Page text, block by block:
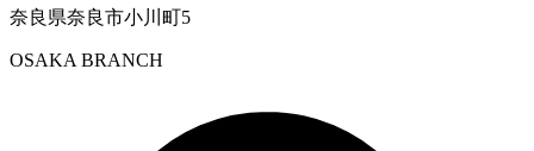
奈良県奈良市小川町5
OSAKA BRANCH